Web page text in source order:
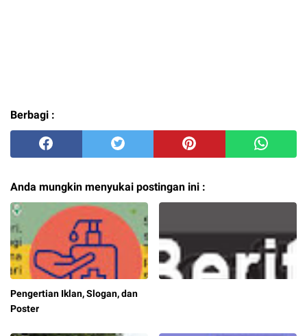
Berbagi :
Anda mungkin menyukai postingan ini :
Pengertian Iklan, Slogan, dan
Poster